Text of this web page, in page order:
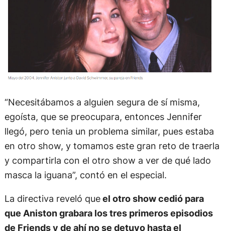
“Necesitábamos a alguien segura de sí misma,
egoísta, que se preocupara, entonces Jennifer
llegó, pero tenia un problema similar, pues estaba
en otro show, y tomamos este gran reto de traerla
y compartirla con el otro show a ver de qué lado
La directiva reveló que
el otro show cedió para
que Aniston grabara los tres primeros episodios